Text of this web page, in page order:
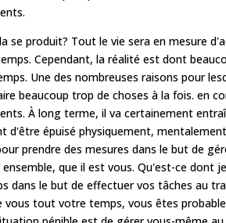
se produit? Tout le vie sera en mesure
Cependant, la réalité est dont
Une des nombreuses raisons pour
beaucoup trop de choses à la fois. en
À long terme, il va certainement
d'être épuisé physiquement,
prendre des mesures dans le but de
que il est vous. Qu'est-ce dont
dans le but de effectuer vos tâches au
tout votre temps, vous êtes